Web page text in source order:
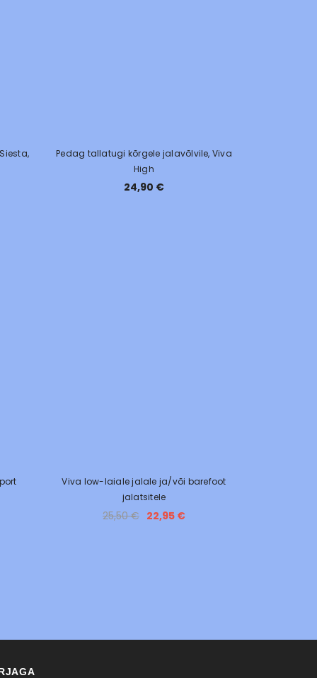
Pedag tallatugi kõrgele jalavõlvile, Viva
High
24,90 €
Viva low-laiale jalale ja/või barefoot
jalatsitele
25,50 € 22,95 €